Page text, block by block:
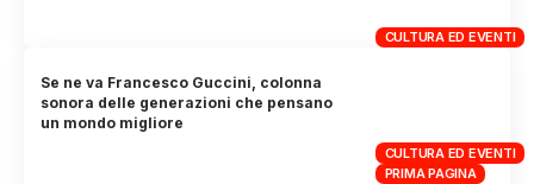
CULTURA ED EVENTI
CULTURA ED EVENTI
PRIMA PAGINA
Se ne va Francesco Guccini, colonna
sonora delle generazioni che pensano
un mondo migliore